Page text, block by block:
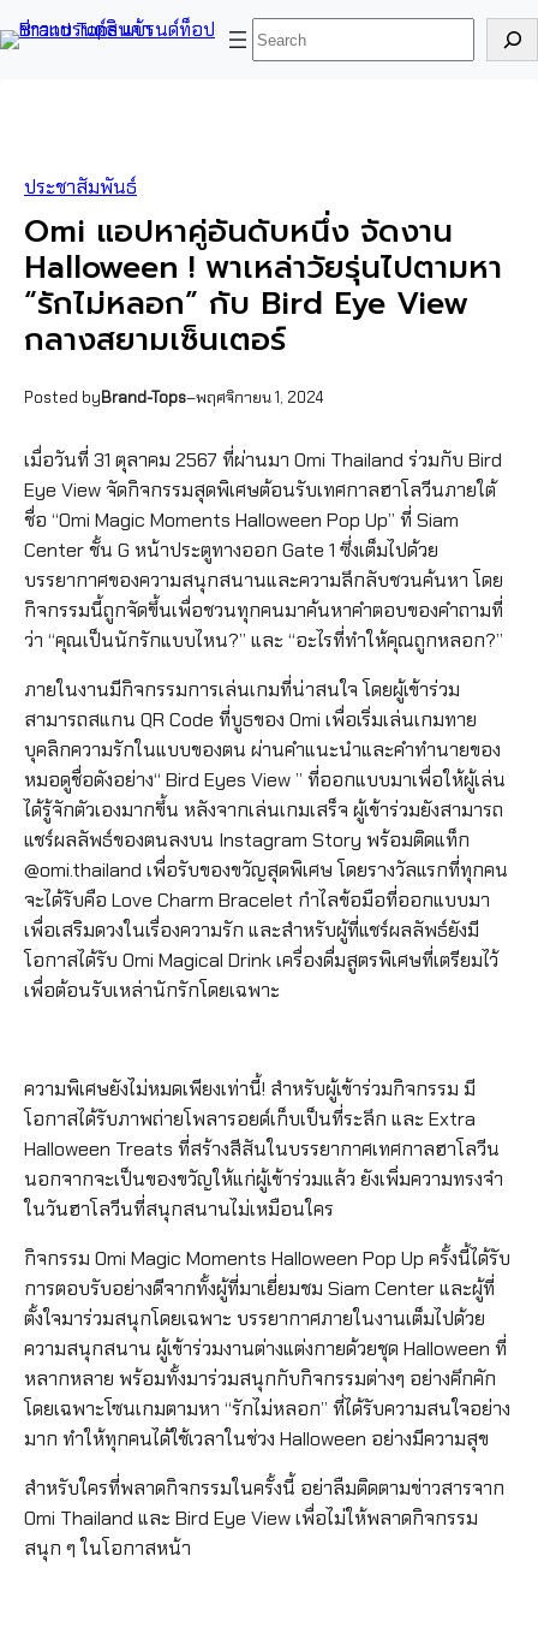
ข้าม
ไป
Skip
to
ค้นหา
ประชาสัมพันธ์
Omi แอปหาคู่อันดับหนึ่ง จัดงาน
Halloween ! พาเหล่าวัยรุ่นไปตามหา
“รักไม่หลอก” กับ Bird Eye View
กลางสยามเซ็นเตอร์
Posted byBrand-Tops–พฤศจิกายน 1, 2024
เมื่อวันที่ 31 ตุลาคม 2567 ที่ผ่านมา Omi Thailand ร่วมกับ Bird
Eye View จัดกิจกรรมสุดพิเศษต้อนรับเทศกาลฮาโลวีนภายใต้
ชื่อ “Omi Magic Moments Halloween Pop Up” ที่ Siam
Center ชั้น G หน้าประตูทางออก Gate 1 ซึ่งเต็มไปด้วย
บรรยากาศของความสนุกสนานและความลึกลับชวนค้นหา โดย
กิจกรรมนี้ถูกจัดขึ้นเพื่อชวนทุกคนมาค้นหาคำตอบของคำถามที่
ว่า “คุณเป็นนักรักแบบไหน?” และ “อะไรที่ทำให้คุณถูกหลอก?”
ภายในงานมีกิจกรรมการเล่นเกมที่น่าสนใจ โดยผู้เข้าร่วม
สามารถสแกน QR Code ที่บูธของ Omi เพื่อเริ่มเล่นเกมทาย
บุคลิกความรักในแบบของตน ผ่านคำแนะนำและคำทำนายของ
หมอดูชื่อดังอย่าง“ Bird Eyes View ” ที่ออกแบบมาเพื่อให้ผู้เล่น
ได้รู้จักตัวเองมากขึ้น หลังจากเล่นเกมเสร็จ ผู้เข้าร่วมยังสามารถ
แชร์ผลลัพธ์ของตนลงบน Instagram Story พร้อมติดแท็ก
@omi.thailand เพื่อรับของขวัญสุดพิเศษ โดยรางวัลแรกที่ทุกคน
จะได้รับคือ Love Charm Bracelet กำไลข้อมือที่ออกแบบมา
เพื่อเสริมดวงในเรื่องความรัก และสำหรับผู้ที่แชร์ผลลัพธ์ยังมี
โอกาสได้รับ Omi Magical Drink เครื่องดื่มสูตรพิเศษที่เตรียมไว้
เพื่อต้อนรับเหล่านักรักโดยเฉพาะ
ความพิเศษยังไม่หมดเพียงเท่านี้! สำหรับผู้เข้าร่วมกิจกรรม มี
โอกาสได้รับภาพถ่ายโพลารอยด์เก็บเป็นที่ระลึก และ Extra
Halloween Treats ที่สร้างสีสันในบรรยากาศเทศกาลฮาโลวีน
นอกจากจะเป็นของขวัญให้แก่ผู้เข้าร่วมแล้ว ยังเพิ่มความทรงจำ
ในวันฮาโลวีนที่สนุกสนานไม่เหมือนใคร
กิจกรรม Omi Magic Moments Halloween Pop Up ครั้งนี้ได้รับ
การตอบรับอย่างดีจากทั้งผู้ที่มาเยี่ยมชม Siam Center และผู้ที่
ตั้งใจมาร่วมสนุกโดยเฉพาะ บรรยากาศภายในงานเต็มไปด้วย
ความสนุกสนาน ผู้เข้าร่วมงานต่างแต่งกายด้วยชุด Halloween ที่
หลากหลาย พร้อมทั้งมาร่วมสนุกกับกิจกรรมต่างๆ อย่างคึกคัก
โดยเฉพาะโซนเกมตามหา “รักไม่หลอก” ที่ได้รับความสนใจอย่าง
มาก ทำให้ทุกคนได้ใช้เวลาในช่วง Halloween อย่างมีความสุข
สำหรับใครที่พลาดกิจกรรมในครั้งนี้ อย่าลืมติดตามข่าวสารจาก
Omi Thailand และ Bird Eye View เพื่อไม่ให้พลาดกิจกรรม
สนุก ๆ ในโอกาสหน้า